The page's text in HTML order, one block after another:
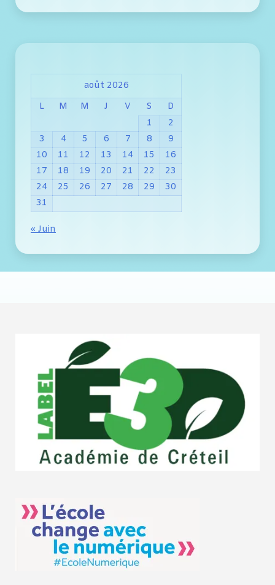
août 2026
L
M M J V S
D
1
2
3
4 5 6 7 8
9
10
11 12 13 14 15
16
17
18 19 20 21 22
23
24
25 26 27 28 29
30
31
« Juin